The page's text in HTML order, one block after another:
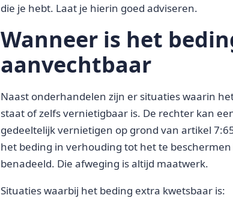
die je hebt. Laat je hierin goed adviseren.
Wanneer is het
aanvechtbaar
Naast onderhandelen zijn er situaties waarin
staat of zelfs vernietigbaar is. De rechter kan
gedeeltelijk vernietigen op grond van artikel
het beding in verhouding tot het te
benadeeld. Die afweging is altijd maatwerk.
Situaties waarbij het beding extra kwetsbaar is: